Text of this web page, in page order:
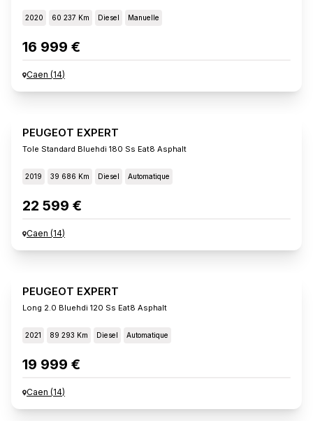
2020 60 237 Km Diesel Manuelle
16 999 €
Caen (14)
PEUGEOT EXPERT
Tole Standard Bluehdi 180 Ss Eat8 Asphalt
2019 39 686 Km Diesel Automatique
22 599 €
Caen (14)
PEUGEOT EXPERT
Long 2.0 Bluehdi 120 Ss Eat8 Asphalt
2021 89 293 Km Diesel Automatique
19 999 €
Caen (14)